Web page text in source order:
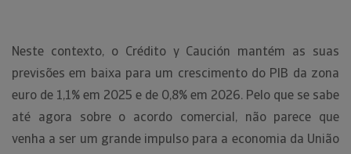
Neste contexto, o Crédito y Caución mantém as suas
previsões em baixa para um crescimento do PIB da zona
euro de 1,1% em 2025 e de 0,8% em 2026. Pelo que se sabe
até agora sobre o acordo comercial, não parece que
venha a ser um grande impulso para a economia da União